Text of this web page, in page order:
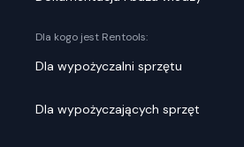
Dla kogo jest Rentools:
Dla wypożyczalni sprzętu
Dla wypożyczających sprzęt